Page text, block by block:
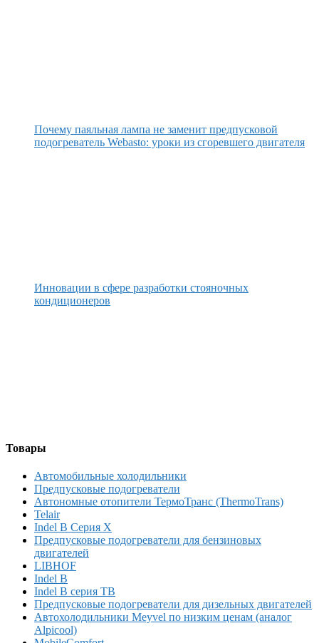
Почему паяльная лампа не заменит предпусковой
подогреватель Webasto: уроки из сгоревшего двигателя
Инновации в сфере разработки стояночных
кондиционеров
Товары
Автомобильные холодильники
Предпусковые подогреватели
Автономные отопители ТермоТранс (ThermoTrans)
Telair
Indel B Серия X
Предпусковые подогреватели для бензиновых
двигателей
LIBHOF
Indel B
Indel B серия TB
Предпусковые подогреватели для дизельных двигателей
Автохолодильники Meyvel по низким ценам (аналог
Alpicool)